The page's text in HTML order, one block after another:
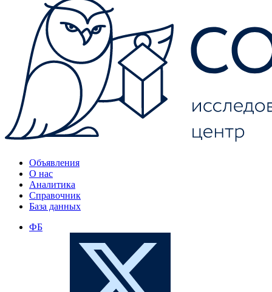
Объявления
О нас
Аналитика
Справочник
База данных
ФБ